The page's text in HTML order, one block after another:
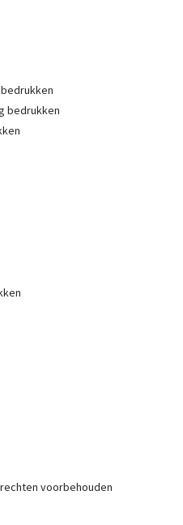
bedrukken
voorbehouden